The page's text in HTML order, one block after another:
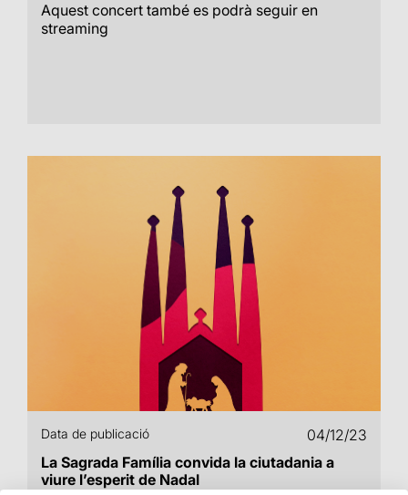
Aquest concert també es podrà seguir en
streaming
Data de publicació
04/12/23
La Sagrada Família convida la ciutadania a
viure l’esperit de Nadal